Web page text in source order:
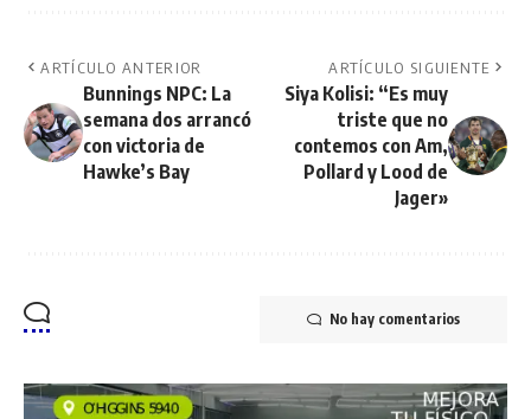
ARTÍCULO ANTERIOR
Bunnings NPC: La
semana dos arrancó
con victoria de
Hawke’s Bay
ARTÍCULO SIGUIENTE
Siya Kolisi: “Es muy
triste que no
contemos con Am,
Pollard y Lood de
Jager»
No hay comentarios